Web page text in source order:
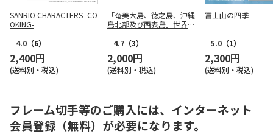
SANRIO CHARACTERS -CO
OKING-
4.0 （6）
2,400円
(送料別・税込)
「奄美大島、徳之島、沖縄
島北部及び西表島」世界自
切手セット
4.7 （3）
2,000円
(送料別・税込)
富士山の四季
5.0 （1）
2,300円
(送料別・税込)
フレーム切手等のご購入には、インターネット
会員登録（無料）が必要になります。